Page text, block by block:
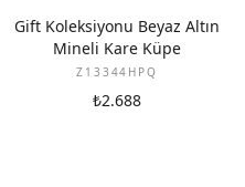
YENI
Gift Koleksiyonu Beyaz Altın
Mineli Kare Küpe
Z13344HPQ
₺2.688